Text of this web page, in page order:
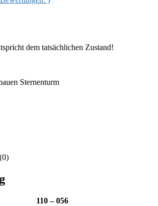
dem tatsächlichen Zustand!
Sternenturm
110 – 056